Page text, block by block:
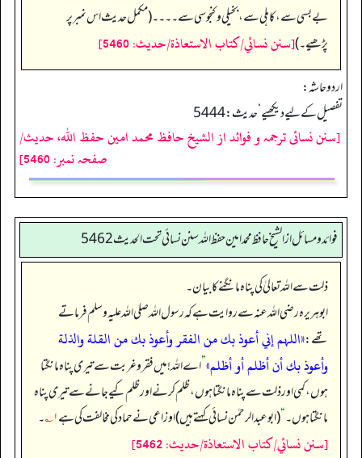
بے بسی سے، کاہلی سے، بخیلی و کنجوسی سے۔۔۔۔ (مکمل حدیث اس نمبر پر
پڑھیے۔)[سنن نسائي/كتاب الاستعاذة/حدیث: 5460]
اردو حاشہ:
تفصیل کے لیے دیکھیے‘ حدیث: 5444
[سنن نسائی ترجمہ و فوائد از الشیخ حافظ محمد امین حفظ اللہ، حدیث/
صفحہ نمبر: 5460]
فوائد ومسائل از الشيخ حافظ محمد امين حفظ الله سنن نسائي تحت الحديث5462
ذلت سے اللہ تعالیٰ کی پناہ مانگنے کا بیان۔
ابوہریرہ رضی اللہ عنہ سے روایت ہے کہ رسول اللہ صلی اللہ علیہ وسلم فرماتے
تھے:«اللہم إني أعوذ بك من الفقر وأعوذ بك من القلة والذلة
وأعوذ بك أن أظلم أو أظلم»”اے اللہ! میں فقر و غربت سے تیری پناہ مانگتا
ہوں، کمی اور ذلت سے پناہ مانگتا ہوں، ظلم کرنے اور ظلم کیے جانے سے تیری پناہ
مانگتا ہوں۔‏‏‏‏“(ابوعبدالرحمٰن نسائی کہتے ہیں) اوزاعی نے حماد کی مخالفت کی ہے۱؎ ۔
[سنن نسائي/كتاب الاستعاذة/حدیث: 5462]